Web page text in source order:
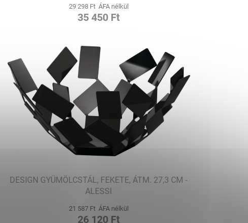
29 298 Ft ÁFA nélkül
35 450 Ft
DESIGN GYÜMÖLCSTÁL, FEKETE, ÁTM. 27,3 CM -
ALESSI
21 587 Ft ÁFA nélkül
26 120 Ft